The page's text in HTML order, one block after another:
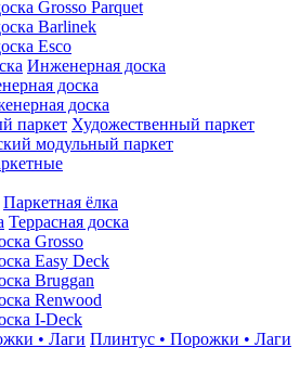
Grosso Parquet
Barlinek
Esco
Инженерная доска
доска
доска
Художественный паркет
модульный паркет
Паркетная ёлка
Террасная доска
Grosso
Easy Deck
Bruggan
Renwood
I-Deck
Плинтус • Порожки • Лаги